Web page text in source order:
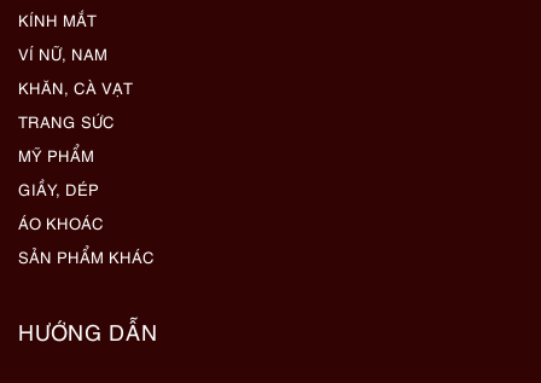
KÍNH MẮT
VÍ NỮ, NAM
KHĂN, CÀ VẠT
TRANG SỨC
MỸ PHẨM
GIẦY, DÉP
ÁO KHOÁC
SẢN PHẨM KHÁC
HƯỚNG DẪN